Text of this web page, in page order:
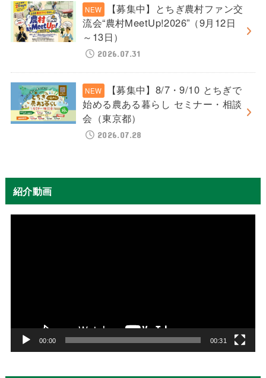
【募集中】とちぎ農村ファン交
流会“農村MeetUp!2026”（9月12日
～13日）
2026.07.31
【募集中】8/7・9/10 とちぎで
始める農ある暮らし セミナー・相談
会（東京都）
2026.07.28
紹介動画
ー
00:00 00:31